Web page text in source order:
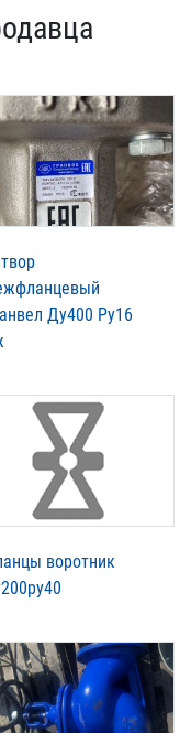
Ду400 Ру16
воротник